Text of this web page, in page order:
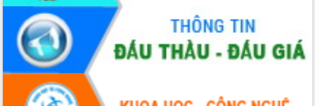
Lễ phát động chuỗi hoạt động chung
tay làm sạch môi trường
Xã Ea Kar bước chuyển mình trong
công tác cải cách hành chính mô hình
mới
UBND tỉnh họp báo định kỳ tháng 4
năm 2026